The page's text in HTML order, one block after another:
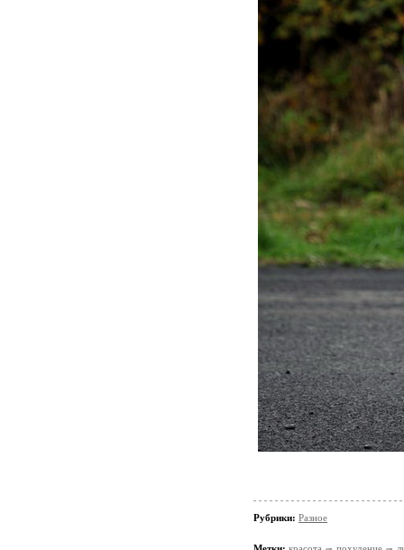
Рубрики: Разное